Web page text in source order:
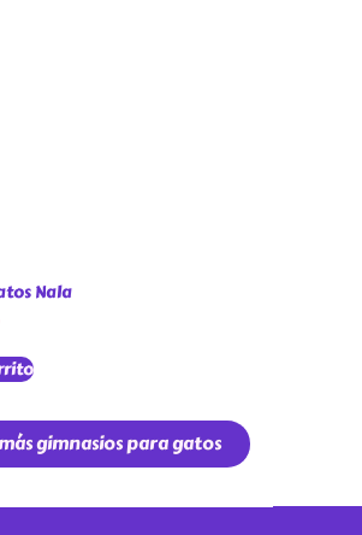
Nala
gimnasios para gatos